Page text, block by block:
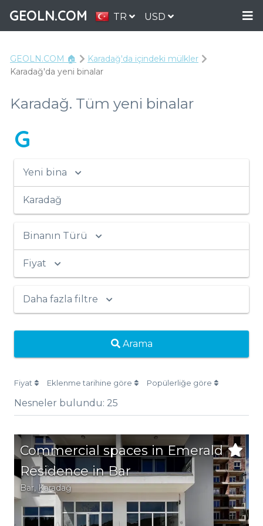
GEOLN.COM TR USD
GEOLN.COM 🏠
Karadağ'da içindeki mülkler
Karadağ'da yeni binalar
Karadağ. Tüm yeni binalar
G
Yeni bina
Karadağ
Binanın Türü
Fiyat
Daha fazla filtre
Arama
Fiyat Eklenme tarihine göre Popülerliğe göre
Nesneler bulundu: 25
Commercial spaces in Emerald
Residence in Bar
Bar, Karadağ